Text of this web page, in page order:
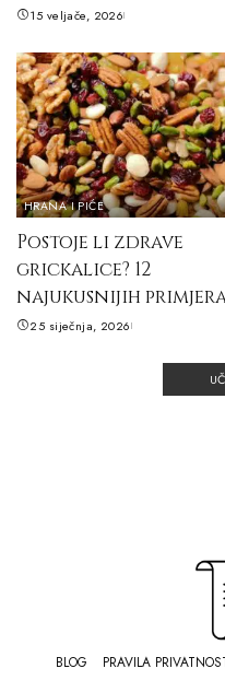
15 veljače, 2026
HRANA I PIĆE
Postoje li zdrave
grickalice? 12
najukusnijih
25 siječnja, 2026
BLOG PRAVILA